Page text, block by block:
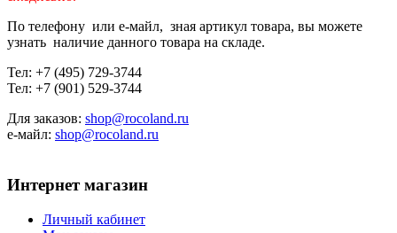
По телефону или е-майл, зная артикул товара, вы можете
узнать наличие данного товара на складе.
Тел: +7 (495) 729-3744
Тел: +7 (901) 529-3744
Для заказов: shop@rocoland.ru
е-майл: shop@rocoland.ru
Интернет магазин
Личный кабинет